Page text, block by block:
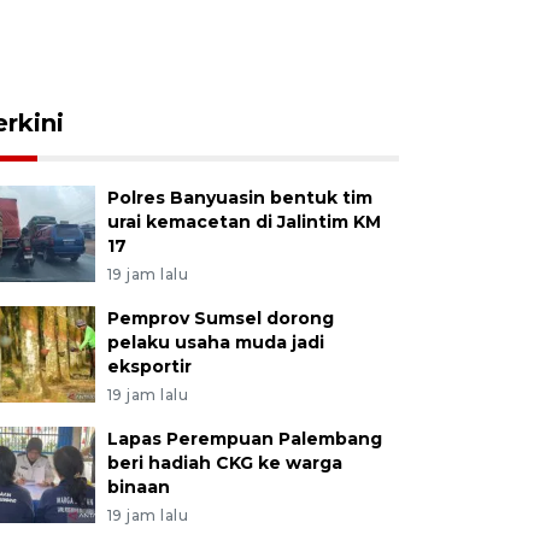
Polres Banyuasin bentuk tim
urai kemacetan di Jalintim KM
17
19 jam lalu
Pemprov Sumsel dorong
pelaku usaha muda jadi
eksportir
19 jam lalu
Lapas Perempuan Palembang
beri hadiah CKG ke warga
binaan
19 jam lalu